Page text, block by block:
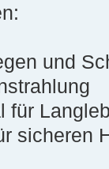
und
für
sicheren